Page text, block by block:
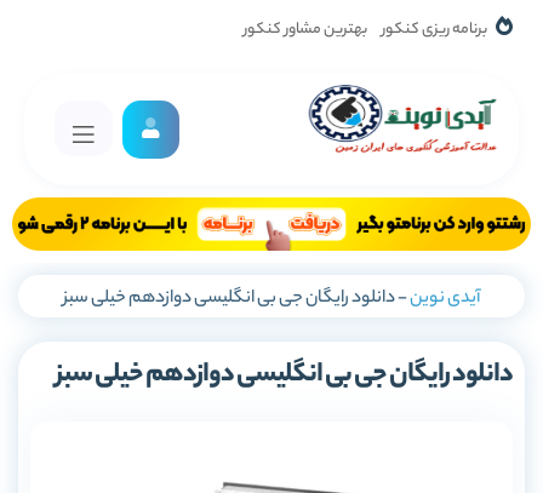
برنامه ریزی کنکور بهترین مشاور کنکور
آیدی نوین-دانلود رایگان جی بی انگلیسی دوازدهم خیلی سبز
دانلود رایگان جی بی انگلیسی دوازدهم خیلی سبز